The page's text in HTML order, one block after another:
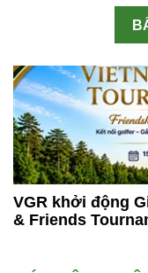
VGR khởi động
& Friends